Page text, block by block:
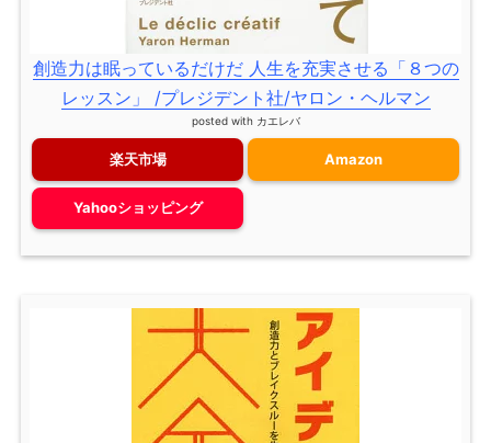
創造力は眠っているだけだ 人生を充実させる「８つの
レッスン」 /プレジデント社/ヤロン・ヘルマン
posted with カエレバ
楽天市場 Amazon
Yahooショッピング